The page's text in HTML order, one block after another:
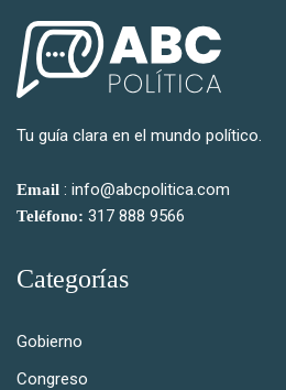
Tu guía clara en el mundo político.
Email : info@abcpolitica.com
Teléfono: 317 888 9566
Categorías
Gobierno
Congreso